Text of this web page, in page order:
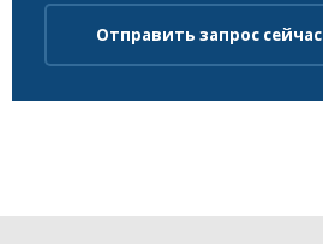
Отправить запрос сейчас